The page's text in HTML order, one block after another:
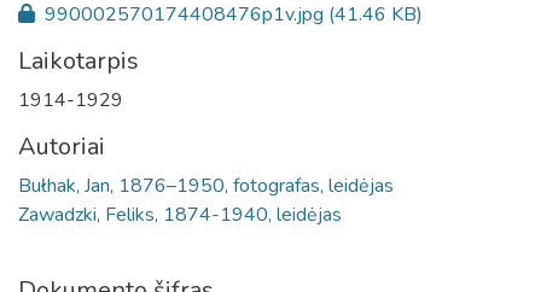
990002570174408476p1v.jpg (41.46 KB)
Laikotarpis
1914-1929
Autoriai
Bułhak, Jan, 1876–1950, fotografas, leidėjas
Zawadzki, Feliks, 1874-1940, leidėjas